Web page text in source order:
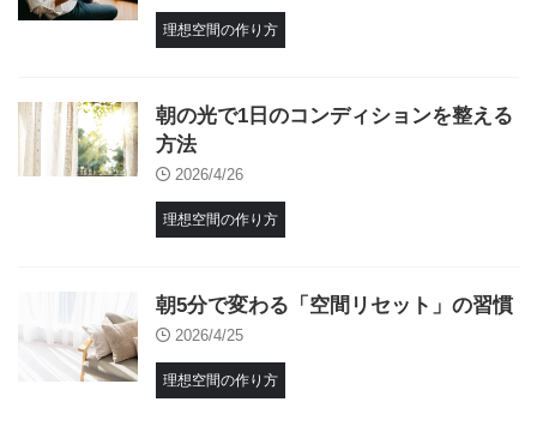
理想空間の作り方
朝の光で1日のコンディションを整える
方法
2026/4/26
理想空間の作り方
朝5分で変わる「空間リセット」の習慣
2026/4/25
理想空間の作り方